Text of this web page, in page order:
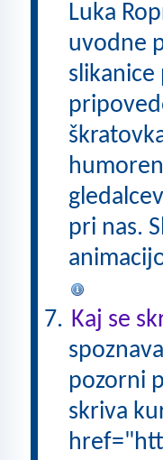
Luka
uvodne
pri nas.
Kaj se
pozorni
skriva